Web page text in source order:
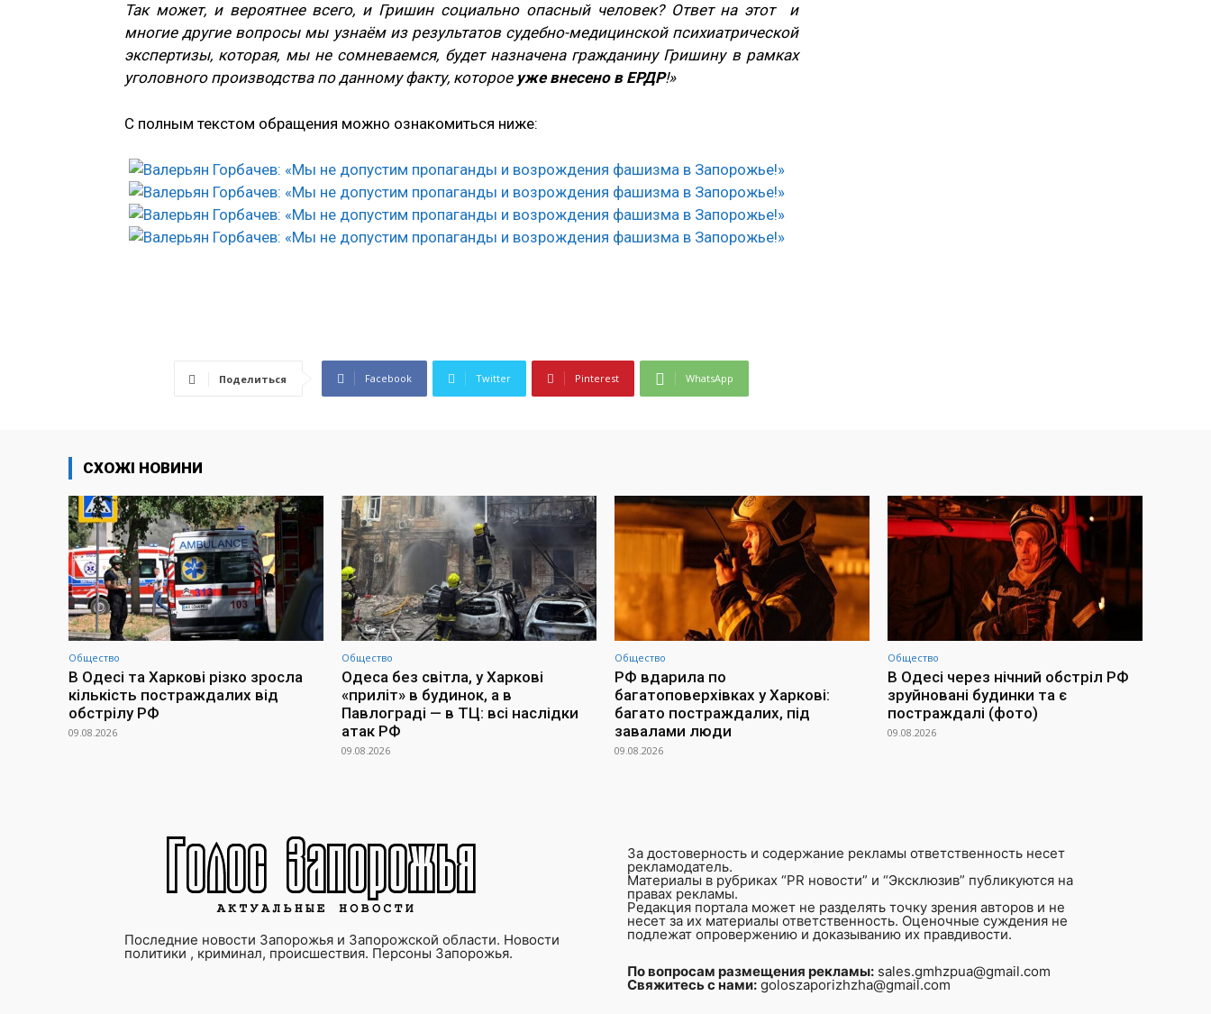
Так может, и вероятнее всего, и Гришин социально опасный человек? Ответ на этот и
многие другие вопросы мы узнаём из результатов судебно-медицинской психиатрической
экспертизы, которая, мы не сомневаемся, будет назначена гражданину Гришину в рамках
уголовного производства по данному факту, которое уже внесено в ЕРДР!»
С полным текстом обращения можно ознакомиться ниже:
Поделиться Facebook Twitter Pinterest WhatsApp
СХОЖІ НОВИНИ
Общество
В Одесі та Харкові різко зросла
кількість постраждалих від
обстрілу РФ
09.08.2026
Общество
Одеса без світла, у Харкові
«приліт» в будинок, а в
Павлограді — в ТЦ: всі наслідки
атак РФ
09.08.2026
Общество
РФ вдарила по
багатоповерхівках у Харкові:
багато постраждалих, під
завалами люди
09.08.2026
Общество
В Одесі через нічний обстріл РФ
зруйновані будинки та є
постраждалі (фото)
09.08.2026
Последние новости Запорожья и Запорожской области. Новости
политики , криминал, происшествия. Персоны Запорожья.
За достоверность и содержание рекламы ответственность несет
рекламодатель.
Материалы в рубриках “PR новости” и “Эксклюзив” публикуются на
правах рекламы.
Редакция портала может не разделять точку зрения авторов и не
несет за их материалы ответственность. Оценочные суждения не
подлежат опровержению и доказыванию их правдивости.
По вопросам размещения рекламы: sales.gmhzpua@gmail.com
Свяжитесь с нами: goloszaporizhzha@gmail.com